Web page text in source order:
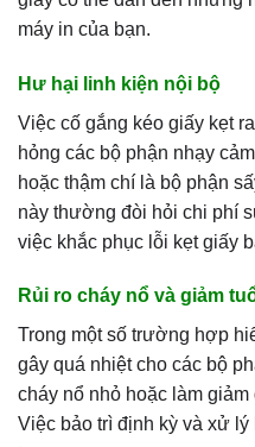
máy in của bạn.
Hư hại linh kiện nội bộ
Việc cố gắng kéo giấy kẹt
hỏng các bộ phận nhạy
hoặc thậm chí là bộ phận
này thường đòi hỏi chi phí
việc khắc phục lỗi kẹt giấy
Rủi ro cháy nổ và giảm
Trong một số trường hợp
gây quá nhiệt cho các bộ
cháy nổ nhỏ hoặc làm
Việc bảo trì định kỳ và xử